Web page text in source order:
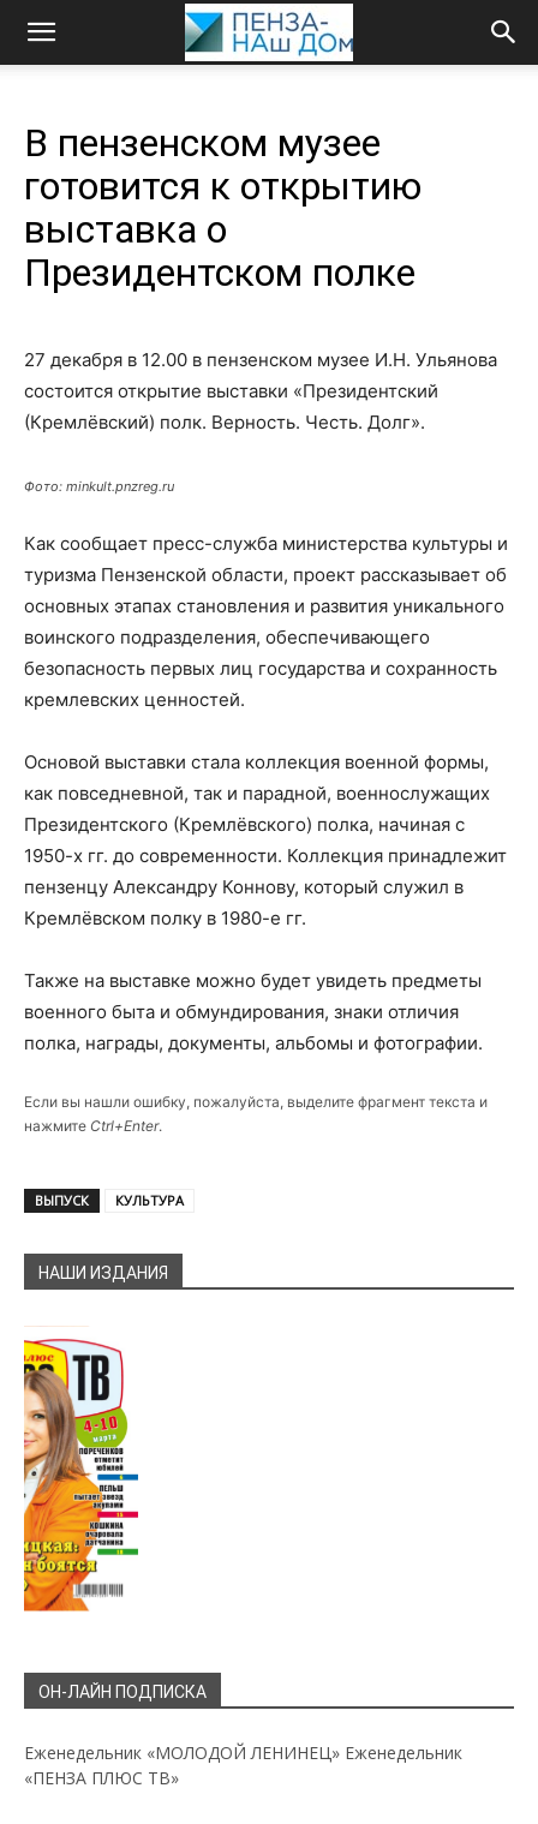
В пензенском музее
готовится к открытию
выставка о
Президентском полке
27 декабря в 12.00 в пензенском музее И.Н. Ульянова
состоится открытие выставки «Президентский
(Кремлёвский) полк. Верность. Честь. Долг».
Фото: minkult.pnzreg.ru
Как сообщает пресс-служба министерства культуры и
туризма Пензенской области, проект рассказывает об
основных этапах становления и развития уникального
воинского подразделения, обеспечивающего
безопасность первых лиц государства и сохранность
кремлевских ценностей.
Основой выставки стала коллекция военной формы,
как повседневной, так и парадной, военнослужащих
Президентского (Кремлёвского) полка, начиная с
1950-х гг. до современности. Коллекция принадлежит
пензенцу Александру Коннову, который служил в
Кремлёвском полку в 1980-е гг.
Также на выставке можно будет увидеть предметы
военного быта и обмундирования, знаки отличия
полка, награды, документы, альбомы и фотографии.
Если вы нашли ошибку, пожалуйста, выделите фрагмент текста и
нажмите Ctrl+Enter.
ВЫПУСК КУЛЬТУРА
НАШИ ИЗДАНИЯ
ОН-ЛАЙН ПОДПИСКА
Еженедельник «МОЛОДОЙ ЛЕНИНЕЦ» Еженедельник
«ПЕНЗА ПЛЮС ТВ»